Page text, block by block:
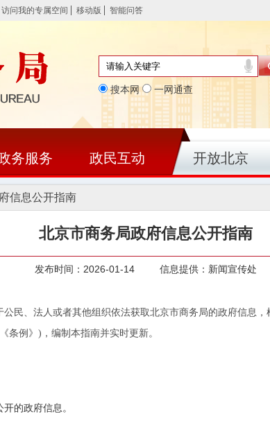
访问我的专属空间 移动版 智能问答
搜本网 一网通查
务服务 政民互动 开放北京
信息公开指南
北京市商务局政府信息公开指南
发布时间：2026-01-14 信息提供：新闻宣传处
、法人或者其他组织依法获取北京市商务局的政府信息，
条例》)，编制本指南并实时更新。
的政府信息。